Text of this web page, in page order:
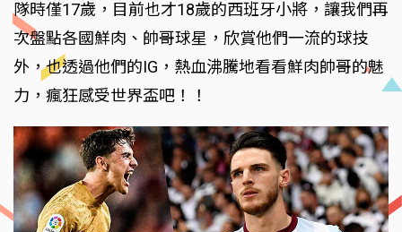
隊時僅17歲，目前也才18歲的西班牙小將，讓我們再
次盤點各國鮮肉、帥哥球星，欣賞他們一流的球技
外，也透過他們的IG，熱血沸騰地看看鮮肉帥哥的魅
力，瘋狂感受世界盃吧！！